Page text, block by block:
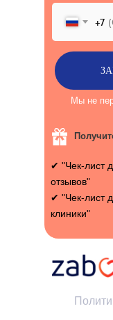
+7
Мы не
✔ "Чек-лист
отзывов"
✔ "Чек-лист
клиники"